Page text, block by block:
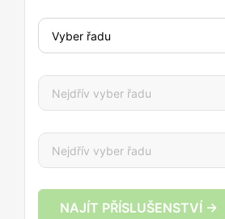
NAJÍT PŘÍSLUŠENSTVÍ →